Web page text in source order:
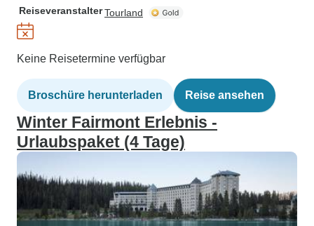
ReiseveranstalterTourland
Keine Reisetermine verfügbar
Broschüre herunterladen Reise ansehen
Winter Fairmont Erlebnis -
Urlaubspaket (4 Tage)